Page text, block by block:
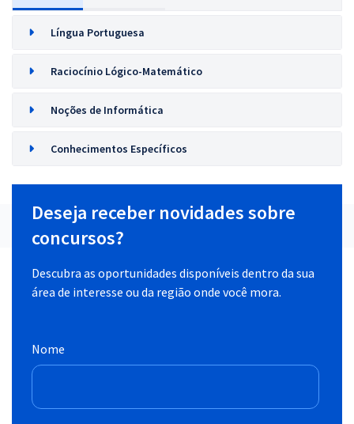
Língua Portuguesa
Raciocínio Lógico-Matemático
Noções de Informática
Conhecimentos Específicos
Deseja receber novidades sobre
concursos?
Descubra as oportunidades disponíveis dentro da sua
área de interesse ou da região onde você mora.
Nome